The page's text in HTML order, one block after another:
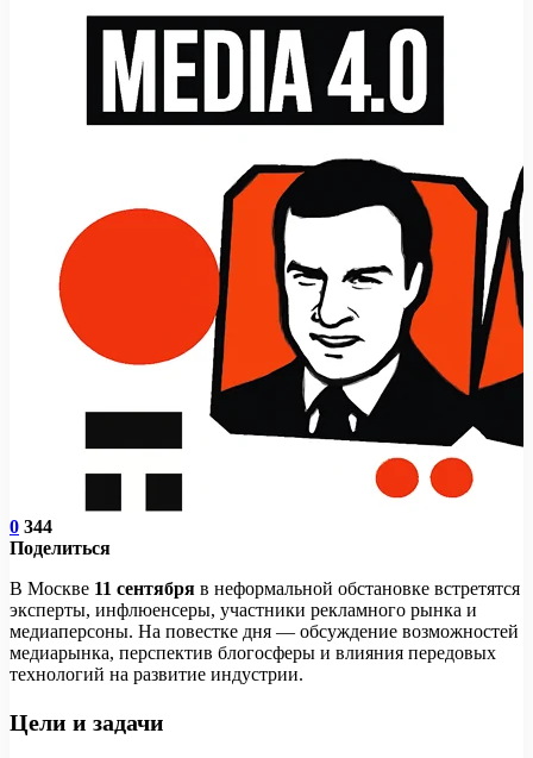
0 344
Поделиться
В Москве 11 сентября в неформальной обстановке встретятся
эксперты, инфлюенсеры, участники рекламного рынка и
медиаперсоны. На повестке дня — обсуждение возможностей
медиарынка, перспектив блогосферы и влияния передовых
технологий на развитие индустрии.
Цели и задачи